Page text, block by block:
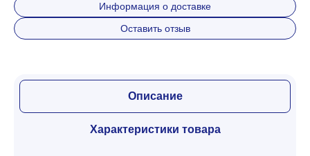
Информация о доставке
Оставить отзыв
Описание
Характеристики товара